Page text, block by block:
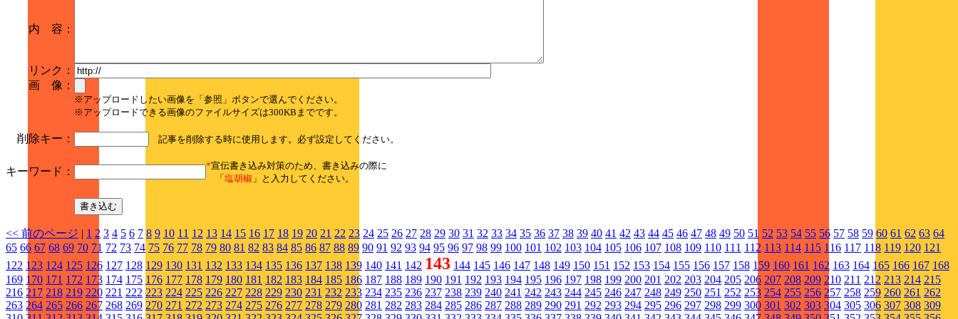
内 容：
リンク：
画 像：
※アップロードしたい画像を「参照」ボタンで選んでください。
※アップロードできる画像のファイルサイズは300KBまでです。
削除キー： 記事を削除する時に使用します。必ず設定してください。
キーワード： *宣伝書き込み対策のため、書き込みの際に
「 塩胡椒 」と入力してください。
<< 前のページ | 1 2 3 4 5 6 7 8 9 10 11 12 13 14 15 16 17 18 19 20 21 22 23 24 25 26 27 28 29 30 31 32 33 34 35 36 37 38 39 40 41 42 43 44 45 46 47 48 49 50 51 52 53 54 55 56 57 58 59 60 61 62 63 64
65 66 67 68 69 70 71 72 73 74 75 76 77 78 79 80 81 82 83 84 85 86 87 88 89 90 91 92 93 94 95 96 97 98 99 100 101 102 103 104 105 106 107 108 109 110 111 112 113 114 115 116 117 118 119 120 121
122 123 124 125 126 127 128 129 130 131 132 133 134 135 136 137 138 139 140 141 142 143 144 145 146 147 148 149 150 151 152 153 154 155 156 157 158 159 160 161 162 163 164 165 166 167 168
169 170 171 172 173 174 175 176 177 178 179 180 181 182 183 184 185 186 187 188 189 190 191 192 193 194 195 196 197 198 199 200 201 202 203 204 205 206 207 208 209 210 211 212 213 214 215
216 217 218 219 220 221 222 223 224 225 226 227 228 229 230 231 232 233 234 235 236 237 238 239 240 241 242 243 244 245 246 247 248 249 250 251 252 253 254 255 256 257 258 259 260 261 262
263 264 265 266 267 268 269 270 271 272 273 274 275 276 277 278 279 280 281 282 283 284 285 286 287 288 289 290 291 292 293 294 295 296 297 298 299 300 301 302 303 304 305 306 307 308 309